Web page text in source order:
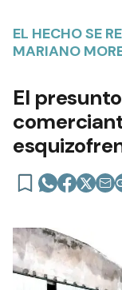
EL HECHO SE
MARIANO
El